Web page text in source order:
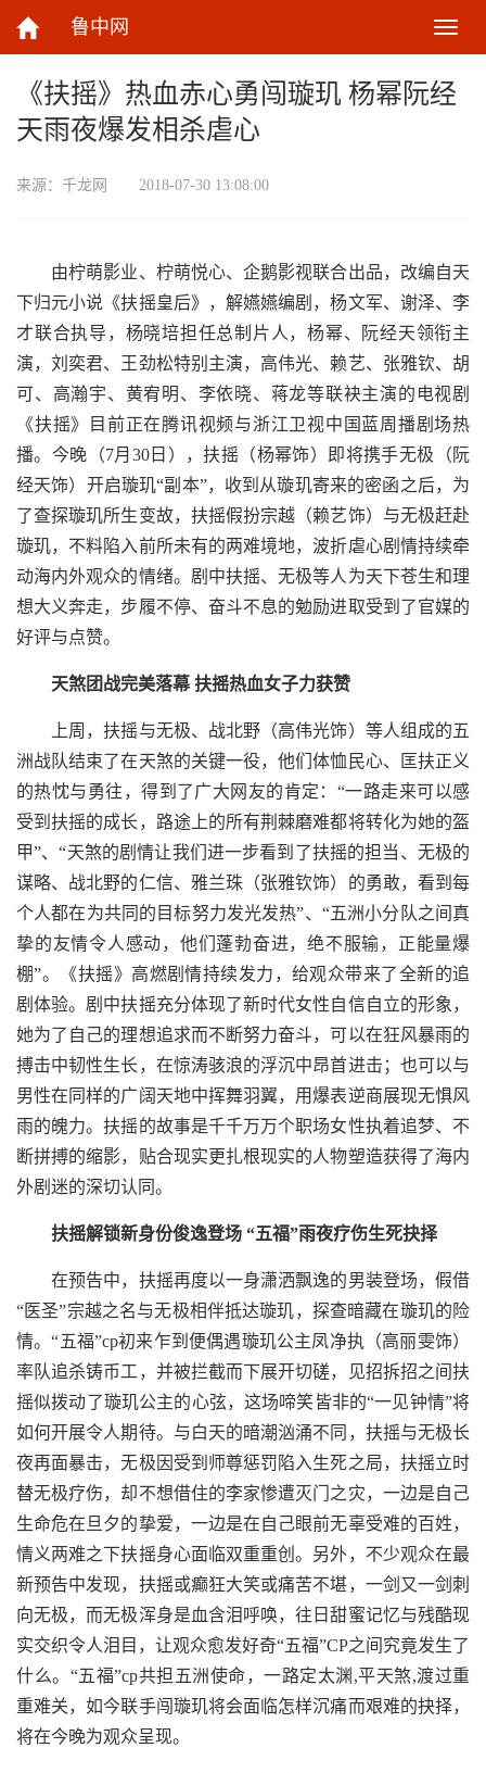
鲁中网
切
换
航
《扶摇》热血赤心勇闯璇玑 杨幂阮经
天雨夜爆发相杀虐心
来源： 千龙网 2018-07-30 13:08:00
由柠萌影业、柠萌悦心、企鹅影视联合出品，改编自天
下归元小说《扶摇皇后》，解嬿嬿编剧，杨文军、谢泽、李
才联合执导，杨晓培担任总制片人，杨幂、阮经天领衔主
演，刘奕君、王劲松特别主演，高伟光、赖艺、张雅钦、胡
可、高瀚宇、黄宥明、李依晓、蒋龙等联袂主演的电视剧
《扶摇》目前正在腾讯视频与浙江卫视中国蓝周播剧场热
播。今晚（7月30日），扶摇（杨幂饰）即将携手无极（阮
经天饰）开启璇玑“副本”，收到从璇玑寄来的密函之后，为
了查探璇玑所生变故，扶摇假扮宗越（赖艺饰）与无极赶赴
璇玑，不料陷入前所未有的两难境地，波折虐心剧情持续牵
动海内外观众的情绪。剧中扶摇、无极等人为天下苍生和理
想大义奔走，步履不停、奋斗不息的勉励进取受到了官媒的
好评与点赞。
天煞团战完美落幕 扶摇热血女子力获赞
上周，扶摇与无极、战北野（高伟光饰）等人组成的五
洲战队结束了在天煞的关键一役，他们体恤民心、匡扶正义
的热忱与勇往，得到了广大网友的肯定：“一路走来可以感
受到扶摇的成长，路途上的所有荆棘磨难都将转化为她的盔
甲”、“天煞的剧情让我们进一步看到了扶摇的担当、无极的
谋略、战北野的仁信、雅兰珠（张雅钦饰）的勇敢，看到每
个人都在为共同的目标努力发光发热”、“五洲小分队之间真
挚的友情令人感动，他们蓬勃奋进，绝不服输，正能量爆
棚”。《扶摇》高燃剧情持续发力，给观众带来了全新的追
剧体验。剧中扶摇充分体现了新时代女性自信自立的形象，
她为了自己的理想追求而不断努力奋斗，可以在狂风暴雨的
搏击中韧性生长，在惊涛骇浪的浮沉中昂首进击；也可以与
男性在同样的广阔天地中挥舞羽翼，用爆表逆商展现无惧风
雨的魄力。扶摇的故事是千千万万个职场女性执着追梦、不
断拼搏的缩影，贴合现实更扎根现实的人物塑造获得了海内
外剧迷的深切认同。
扶摇解锁新身份俊逸登场 “五福”雨夜疗伤生死抉择
在预告中，扶摇再度以一身潇洒飘逸的男装登场，假借
“医圣”宗越之名与无极相伴抵达璇玑，探查暗藏在璇玑的险
情。“五福”cp初来乍到便偶遇璇玑公主凤净执（高丽雯饰）
率队追杀铸币工，并被拦截而下展开切磋，见招拆招之间扶
摇似拨动了璇玑公主的心弦，这场啼笑皆非的“一见钟情”将
如何开展令人期待。与白天的暗潮汹涌不同，扶摇与无极长
夜再面暴击，无极因受到师尊惩罚陷入生死之局，扶摇立时
替无极疗伤，却不想借住的李家惨遭灭门之灾，一边是自己
生命危在旦夕的挚爱，一边是在自己眼前无辜受难的百姓，
情义两难之下扶摇身心面临双重重创。另外，不少观众在最
新预告中发现，扶摇或癫狂大笑或痛苦不堪，一剑又一剑刺
向无极，而无极浑身是血含泪呼唤，往日甜蜜记忆与残酷现
实交织令人泪目，让观众愈发好奇“五福”CP之间究竟发生了
什么。“五福”cp共担五洲使命，一路定太渊,平天煞,渡过重
重难关，如今联手闯璇玑将会面临怎样沉痛而艰难的抉择，
将在今晚为观众呈现。